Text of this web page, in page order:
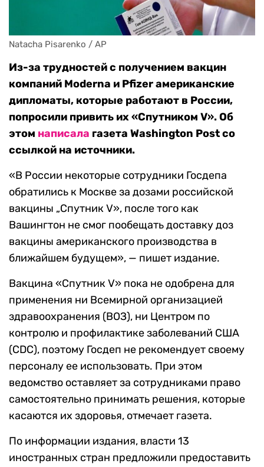
Natacha Pisarenko / AP
Из-за трудностей с получением вакцин
компаний Moderna и Pfizer американские
дипломаты, которые работают в России,
попросили привить их «Спутником V». Об
этом написала газета Washington Post со
ссылкой на источники.
«В России некоторые сотрудники Госдепа
обратились к Москве за дозами российской
вакцины „Спутник V», после того как
Вашингтон не смог пообещать доставку доз
вакцины американского производства в
ближайшем будущем», — пишет издание.
Вакцина «Спутник V» пока не одобрена для
применения ни Всемирной организацией
здравоохранения (ВОЗ), ни Центром по
контролю и профилактике заболеваний США
(CDC), поэтому Госдеп не рекомендует своему
персоналу ее использовать. При этом
ведомство оставляет за сотрудниками право
самостоятельно принимать решения, которые
касаются их здоровья, отмечает газета.
По информации издания, власти 13
иностранных стран предложили предоставить